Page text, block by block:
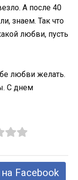
А после 40
знаем. Так что
любви, пусть
любви желать.
С днем
Facebook